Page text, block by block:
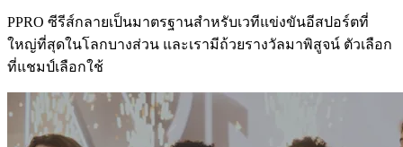
PPRO ซีรีส์กลายเป็นมาตรฐานสำหรับเวทีแข่งขันอีสปอร์ตที่
ใหญ่ที่สุดในโลกบางส่วน และเรามีถ้วยรางวัลมาพิสูจน์ ตัวเลือก
ที่แชมป์เลือกใช้